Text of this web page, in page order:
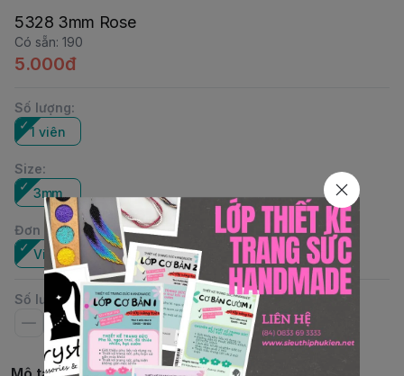
5328 3mm Rose
Có sẵn: 190
5.000đ
Số lượng:
1 viên
Size:
3mm
Đơn vị :
Viên
Số lượng